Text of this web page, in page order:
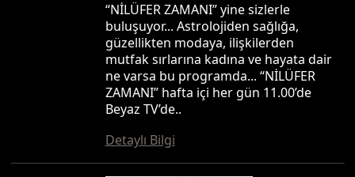
“NİLÜFER ZAMANI” yine sizlerle
buluşuyor... Astrolojiden sağlığa,
güzellikten modaya, ilişkilerden
mutfak sırlarına kadına ve hayata dair
ne varsa bu programda... “NİLÜFER
ZAMANI” hafta içi her gün 11.00’de
Beyaz TV’de..
Detaylı Bilgi